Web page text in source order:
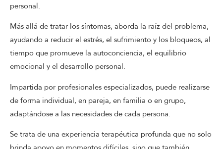
personal.
Más allá de tratar los síntomas, aborda la raíz del problema,
ayudando a reducir el estrés, el sufrimiento y los bloqueos, al
tiempo que promueve la autoconciencia, el equilibrio
emocional y el desarrollo personal.
Impartida por profesionales especializados, puede realizarse
de forma individual, en pareja, en familia o en grupo,
adaptándose a las necesidades de cada persona.
Se trata de una experiencia terapéutica profunda que no solo